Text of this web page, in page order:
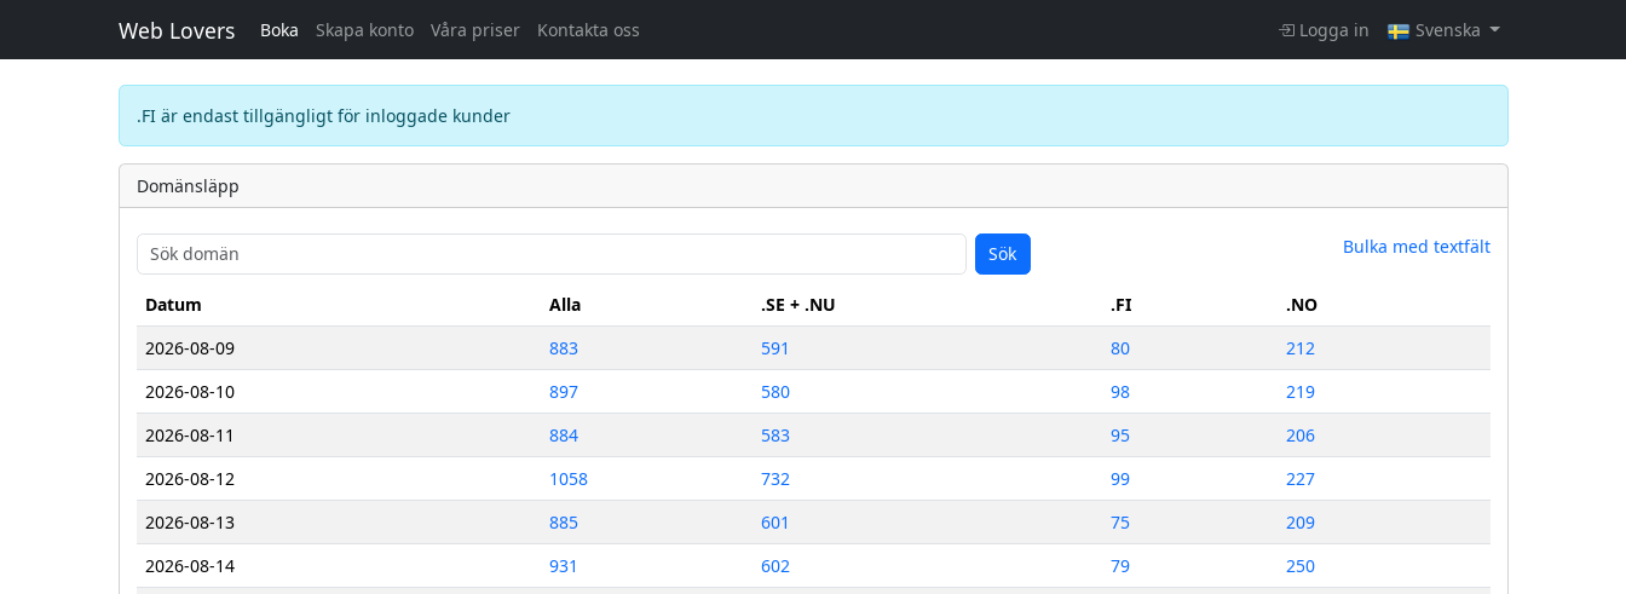
Web Lovers Boka Skapa konto Våra priser Kontakta oss Logga in Svenska
.FI är endast tillgängligt för inloggade kunder
Domänsläpp
Sök Bulka med textfält
Datum Alla .SE + .NU .FI
.NO
2026-08-09
883 591 80
212
2026-08-10
897 580 98
219
2026-08-11
884 583 95
206
2026-08-12
1058 732 99
227
2026-08-13
885 601 75
209
2026-08-14
931 602 79
250